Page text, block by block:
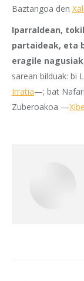
Baztangoa den
Iparraldean,
partaideak, eta
eragile nagusiak
sarean bilduak: bi
Irratia—; bat
Zuberoakoa —